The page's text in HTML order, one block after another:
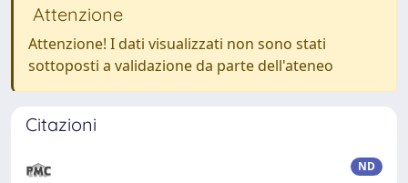
Attenzione
Attenzione! I dati visualizzati non sono stati
sottoposti a validazione da parte dell'ateneo
Citazioni
ND